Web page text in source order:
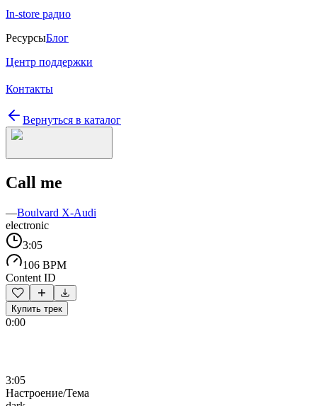
In-store радио
РесурсыБлог
Центр поддержки
Контакты
Вернуться в каталог
Call me
—Boulvard X-Audi
electronic
3:05
106 BPM
Content ID
Купить трек
0:00
3:05
Настроение/Тема